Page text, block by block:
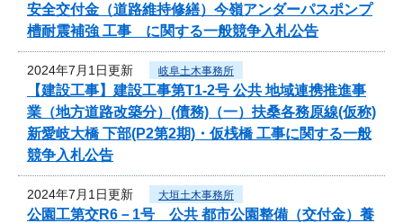
安全交付金（道路維持修繕）今嶺アンダーパスポンプ
槽耐震補強 工事 に関する一般競争入札公告
2024年7月1日更新 岐阜土木事務所
【建設工事】建設工事第T1-2号 公共 地域連携推進事
業（地方道路改築分）(債務)（一）扶桑各務原線(仮称)
新愛岐大橋 下部(P2第2期)・仮桟橋 工事に関する一般
競争入札公告
2024年7月1日更新 大垣土木事務所
公園工第交R6－1号 公共 都市公園整備（交付金）養